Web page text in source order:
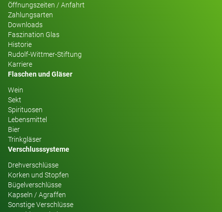
Öffnungszeiten / Anfahrt
Zahlungsarten
Downloads
Faszination Glas
Historie
Rudolf-Wittmer-Stiftung
Karriere
Flaschen und Gläser
Wein
Sekt
Spirituosen
Lebensmittel
Bier
Trinkgläser
Verschlusssysteme
Drehverschlüsse
Korken und Stopfen
Bügelverschlüsse
Kapseln / Agraffen
Sonstige Verschlüsse